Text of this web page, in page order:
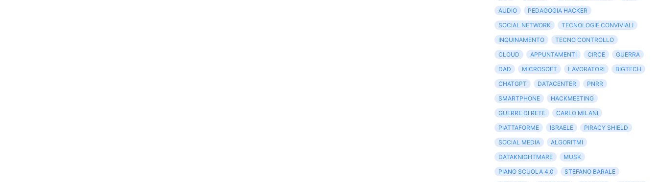
AUDIO
PEDAGOGIA HACKER
SOCIAL NETWORK
TECNOLOGIE CONVIVIALI
INQUINAMENTO
TECNO CONTROLLO
CLOUD
APPUNTAMENTI CIRCE
GUERRA
DAD
MICROSOFT LAVORATORI
BIGTECH
CHATGPT
DATACENTER
PNRR
SMARTPHONE
HACKMEETING
GUERRE DI RETE
CARLO MILANI
PIATTAFORME
ISRAELE
PIRACY SHIELD
SOCIAL MEDIA
ALGORITMI
DATAKNIGHTMARE
MUSK
PIANO SCUOLA 4.0
STEFANO BARALE